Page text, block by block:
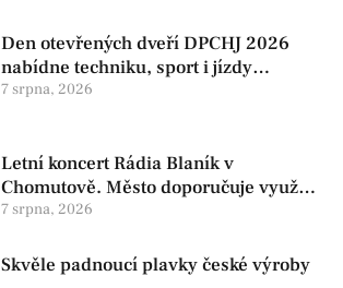
Den otevřených dveří DPCHJ 2026
nabídne techniku, sport i jízdy
historickými vozy
7 srpna, 2026
Letní koncert Rádia Blaník v
Chomutově. Město doporučuje využít
MHD
7 srpna, 2026
Skvěle padnoucí plavky české výroby